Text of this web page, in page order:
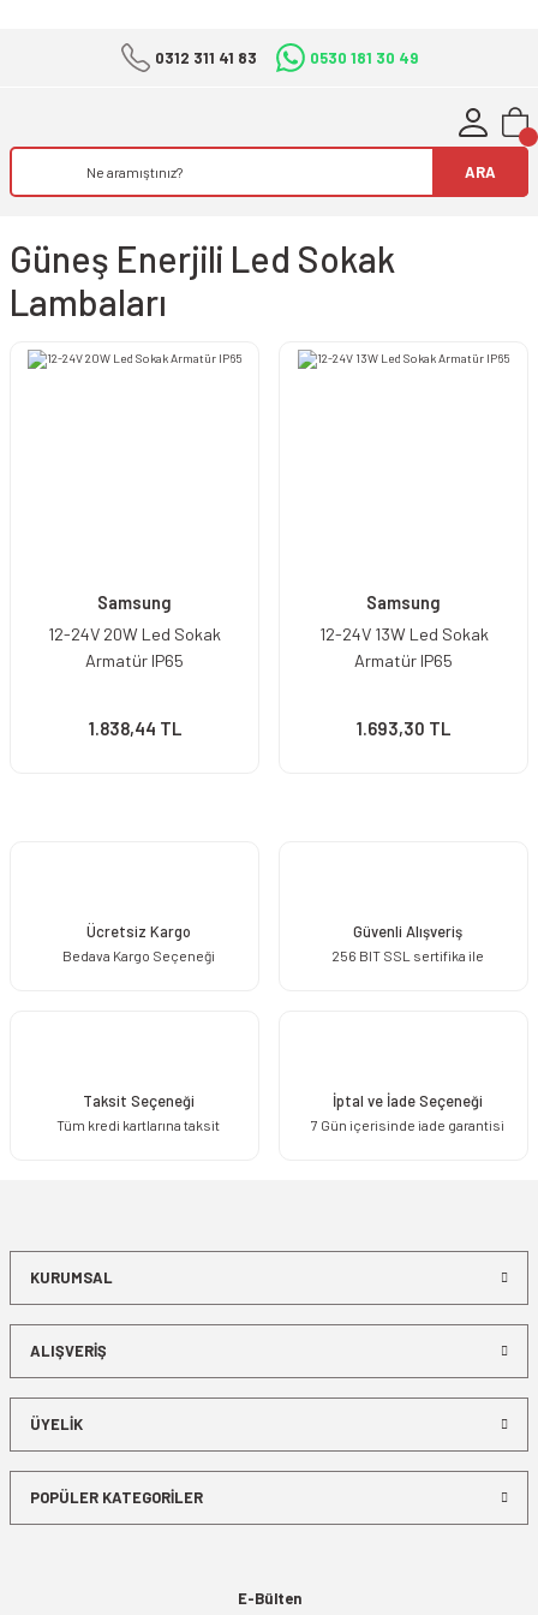
0312 311 41 83 0530 181 30 49
ARA
Güneş Enerjili Led Sokak
Lambaları
Samsung
12-24V 20W Led Sokak
Armatür IP65
1.838,44 TL
Samsung
12-24V 13W Led Sokak
Armatür IP65
1.693,30 TL
Ücretsiz Kargo
Bedava Kargo Seçeneği
Güvenli Alışveriş
256 BIT SSL sertifika ile
Taksit Seçeneği
Tüm kredi kartlarına taksit
İptal ve İade Seçeneği
7 Gün içerisinde iade garantisi
KURUMSAL
ALIŞVERİŞ
ÜYELİK
POPÜLER KATEGORİLER
E-Bülten